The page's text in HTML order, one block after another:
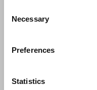
Selection
Necessary
Preferences
Statistics